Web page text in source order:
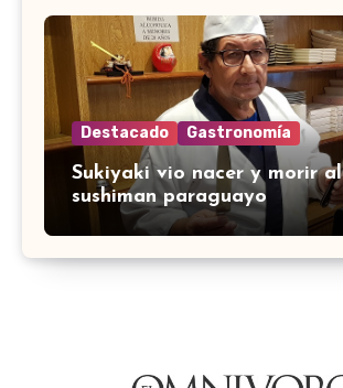
Destacado Gastronomía
Sukiyaki vio nacer y morir
sushiman paraguayo